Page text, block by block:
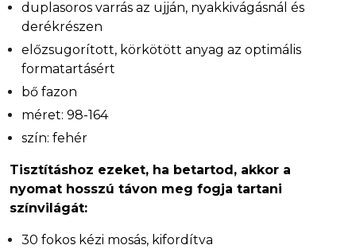
duplasoros varrás az ujján, nyakkivágásnál és
derékrészen
előzsugorított, körkötött anyag az optimális
formatartásért
bő fazon
méret: 98-164
szín: fehér
Tisztításhoz ezeket, ha betartod, akkor a
nyomat hosszú távon meg fogja tartani
színvilágát:
30 fokos kézi mosás, kifordítva